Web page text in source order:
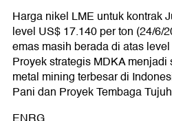
Harga nikel LME untuk kontrak
level US$ 17.140 per ton (24/6/
emas masih berada di atas
Proyek strategis MDKA
metal mining terbesar di
Pani dan Proyek Tembaga